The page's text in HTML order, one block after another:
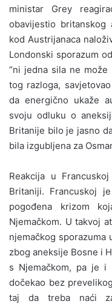
ministar Grey
obavijestio britanskog
kod Austrijanaca
Londonski sporazum
“ni jedna sila ne
tog razloga,
da energično ukaže
svoju odluku o
Britanije bilo je jasno
bila izgubljena za
Reakcija u
Britaniji. Francuskoj
pogođena krizom
Njemačkom. U takvoj
njemačkog sporazuma
zbog aneksije Bosne i
s Njemačkom, pa je
dočekao bez
taj da treba naći